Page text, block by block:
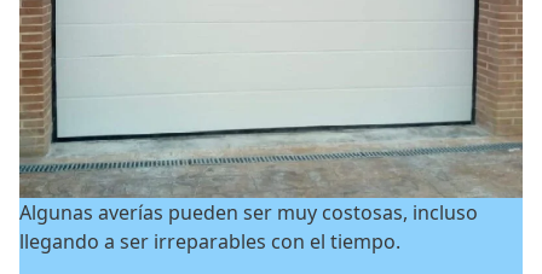
Algunas averías pueden ser muy costosas, incluso
llegando a ser irreparables con el tiempo.